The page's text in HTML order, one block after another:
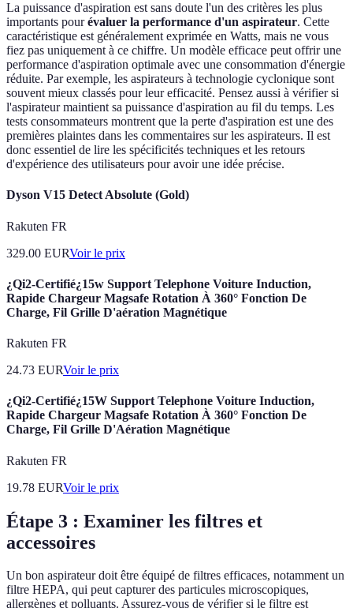
La puissance d'aspiration est sans doute l'un des critères les plus
importants pourévaluer la performance d'un aspirateur. Cette
caractéristique est généralement exprimée en Watts, mais ne vous
fiez pas uniquement à ce chiffre. Un modèle efficace peut offrir une
performance d'aspiration optimale avec une consommation d'énergie
réduite. Par exemple, les aspirateurs à technologie cyclonique sont
souvent mieux classés pour leur efficacité. Pensez aussi à vérifier si
l'aspirateur maintient sa puissance d'aspiration au fil du temps. Les
tests consommateurs montrent que la perte d'aspiration est une des
premières plaintes dans les commentaires sur les aspirateurs. Il est
donc essentiel de lire les spécificités techniques et les retours
d'expérience des utilisateurs pour avoir une idée précise.
Dyson V15 Detect Absolute (Gold)
Rakuten FR
329.00 EURVoir le prix
¿Qi2-Certifié¿15w Support Telephone Voiture Induction,
Rapide Chargeur Magsafe Rotation À 360° Fonction De
Charge, Fil Grille D'aération Magnétique
Rakuten FR
24.73 EURVoir le prix
¿Qi2-Certifié¿15W Support Telephone Voiture Induction,
Rapide Chargeur Magsafe Rotation À 360° Fonction De
Charge, Fil Grille D'Aération Magnétique
Rakuten FR
19.78 EURVoir le prix
Étape 3 : Examiner les filtres et
accessoires
Un bon aspirateur doit être équipé de filtres efficaces, notamment un
filtre HEPA, qui peut capturer des particules microscopiques,
allergènes et polluants. Assurez-vous de vérifier si le filtre est